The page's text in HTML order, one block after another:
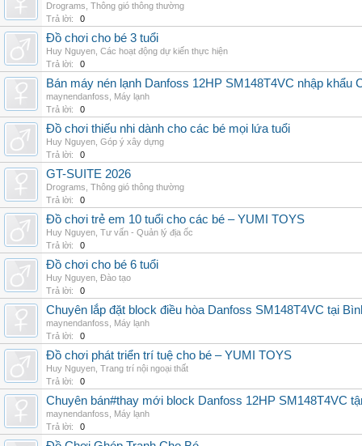
Drograms Thông gió thông thường
Trả lời:
0
Đồ chơi cho bé 3 tuổi
Huy Nguyen Các hoạt động dự kiến thực hiện
Trả lời:
0
Bán máy nén lạnh Danfoss 12HP SM148T4VC nhập khẩu
maynendanfoss
Máy lạnh
Trả lời:
0
Đồ chơi thiếu nhi dành cho các bé mọi lứa tuổi
Huy Nguyen Góp ý xây dựng
Trả lời:
0
GT-SUITE 2026
Drograms Thông gió thông thường
Trả lời:
0
Đồ chơi trẻ em 10 tuổi cho các bé – YUMI TOYS
Huy Nguyen Tư vấn - Quản lý địa ốc
Trả lời:
0
Đồ chơi cho bé 6 tuổi
Huy Nguyen Đào tạo
Trả lời:
0
Chuyên lắp đặt block điều hòa Danfoss SM148T4VC tại
maynendanfoss
Máy lạnh
Trả lời:
0
Đồ chơi phát triển trí tuệ cho bé – YUMI TOYS
Huy Nguyen Trang trí nội ngoại thất
Trả lời:
0
Chuyên bán#thay mới block Danfoss 12HP SM148T4VC
maynendanfoss
Máy lạnh
Trả lời:
0